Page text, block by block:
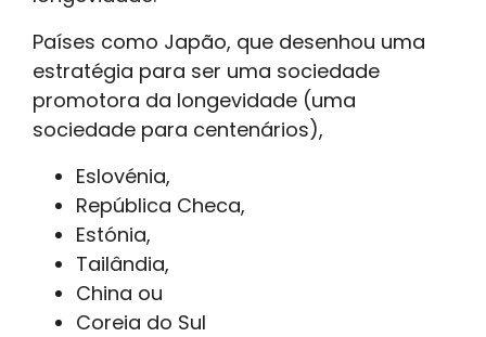
Países como Japão, que desenhou uma
estratégia para ser uma sociedade
promotora da longevidade (uma
sociedade para centenários),
Eslovénia,
República Checa,
Estónia,
Tailândia,
China ou
Coreia do Sul